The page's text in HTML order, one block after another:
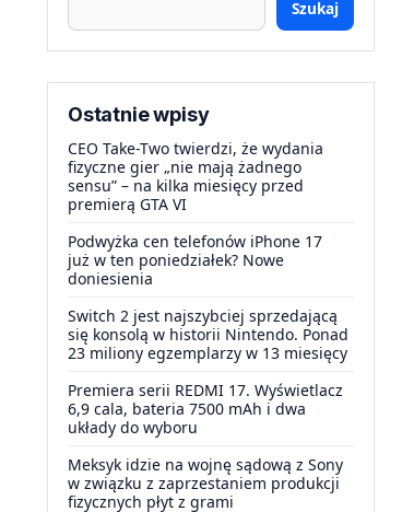
Szukaj
Ostatnie wpisy
CEO Take-Two twierdzi, że wydania
fizyczne gier „nie mają żadnego
sensu” – na kilka miesięcy przed
premierą GTA VI
Podwyżka cen telefonów iPhone 17
już w ten poniedziałek? Nowe
doniesienia
Switch 2 jest najszybciej sprzedającą
się konsolą w historii Nintendo. Ponad
23 miliony egzemplarzy w 13 miesięcy
Premiera serii REDMI 17. Wyświetlacz
6,9 cala, bateria 7500 mAh i dwa
układy do wyboru
Meksyk idzie na wojnę sądową z Sony
w związku z zaprzestaniem produkcji
fizycznych płyt z grami